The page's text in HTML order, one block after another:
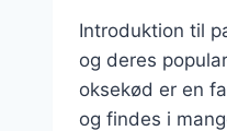
Introduktion til
og deres
oksekød er en
og findes i